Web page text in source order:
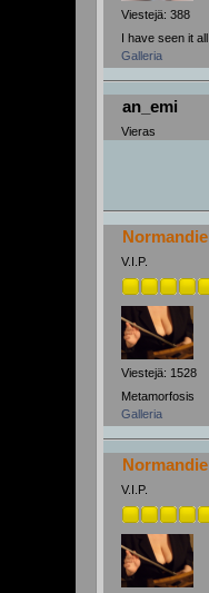
Viestejä: 388
I have seen it all
Galleria
an_emi
Vieras
Normandie
V.I.P.
Viestejä: 1528
Metamorfosis
Galleria
Normandie
V.I.P.